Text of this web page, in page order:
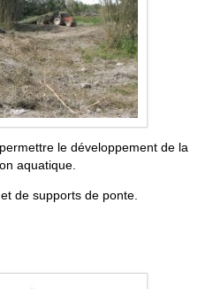
le développement de la
aquatique.
de supports de ponte.